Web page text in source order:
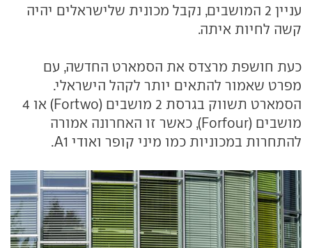
עניין 2 המושבים, נקבל מכונית שלישראלים יהיה
קשה לחיות איתה.
כעת חושפת מרצדס את הסמארט החדשה, עם
מפרט שאמור להתאים יותר לקהל הישראלי.
הסמארט תשווק בגרסת 2 מושבים (Fortwo) או 4
מושבים (Forfour), כאשר זו האחרונה אמורה
להתחרות במכוניות כמו מיני קופר ואודי A1.